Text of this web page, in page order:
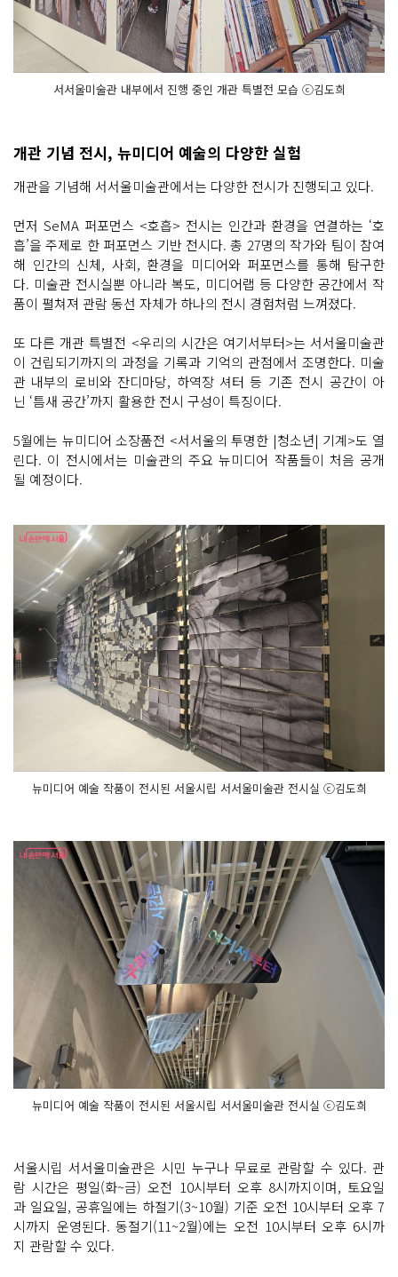
서서울미술관 내부에서 진행 중인 개관 특별전 모습 ⓒ김도희
개관 기념 전시, 뉴미디어 예술의 다양한 실험
개관을 기념해 서서울미술관에서는 다양한 전시가 진행되고 있다.
먼저 SeMA 퍼포먼스 <호흡> 전시는 인간과 환경을 연결하는 ‘호
흡’을 주제로 한 퍼포먼스 기반 전시다. 총 27명의 작가와 팀이 참여
해 인간의 신체, 사회, 환경을 미디어와 퍼포먼스를 통해 탐구한
다. 미술관 전시실뿐 아니라 복도, 미디어랩 등 다양한 공간에서 작
품이 펼쳐져 관람 동선 자체가 하나의 전시 경험처럼 느껴졌다.
또 다른 개관 특별전 <우리의 시간은 여기서부터>는 서서울미술관
이 건립되기까지의 과정을 기록과 기억의 관점에서 조명한다. 미술
관 내부의 로비와 잔디마당, 하역장 셔터 등 기존 전시 공간이 아
닌 ‘틈새 공간’까지 활용한 전시 구성이 특징이다.
5월에는 뉴미디어 소장품전 <서서울의 투명한 |청소년| 기계>도 열
린다. 이 전시에서는 미술관의 주요 뉴미디어 작품들이 처음 공개
될 예정이다.
뉴미디어 예술 작품이 전시된 서울시립 서서울미술관 전시실 ⓒ김도희
뉴미디어 예술 작품이 전시된 서울시립 서서울미술관 전시실 ⓒ김도희
서울시립 서서울미술관은 시민 누구나 무료로 관람할 수 있다. 관
람 시간은 평일(화~금) 오전 10시부터 오후 8시까지이며, 토요일
과 일요일, 공휴일에는 하절기(3~10월) 기준 오전 10시부터 오후 7
시까지 운영된다. 동절기(11~2월)에는 오전 10시부터 오후 6시까
지 관람할 수 있다.